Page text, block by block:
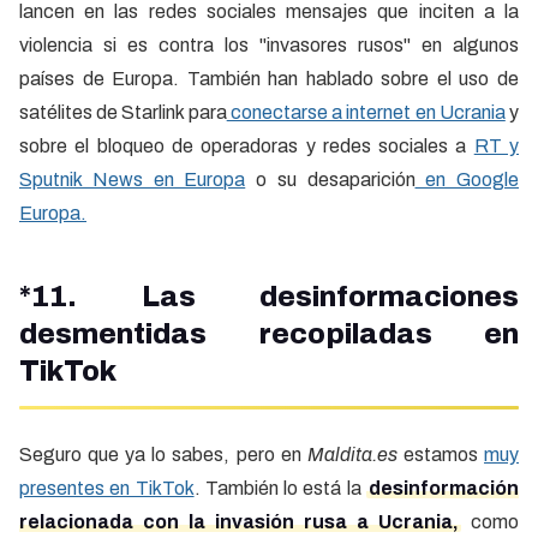
lancen en las redes sociales mensajes que inciten a la
violencia si es contra los "invasores rusos" en algunos
países de Europa. También han hablado sobre el uso de
satélites de Starlink paraconectarse a internet en Ucraniay
sobre el bloqueo de operadoras y redes sociales a RT y
Sputnik News en Europa o su desapariciónen Google
Europa.
*11. Las desinformaciones
desmentidas recopiladas en
TikTok
Seguro que ya lo sabes, pero en Maldita.esestamosmuy
presentes en TikTok. También lo está ladesinformación
relacionada con la invasión rusa a Ucrania, como